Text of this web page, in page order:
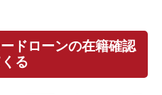
ドローンの在籍確認
る